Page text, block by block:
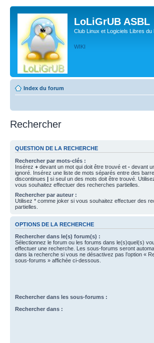
LoLiGrUB ASBL
Club Linux et Logiciels Libres
WIKI
Index du forum
Rechercher
QUESTION DE LA RECHERCHE
Rechercher par mots-clés :
Insérez + devant un mot qui doit être trouvé et - devant
ignoré. Insérez une liste de mots séparés entre des
discontinues | si seul un des mots doit être trouvé.
vous souhaitez effectuer des recherches partielles.
Rechercher par auteur :
Utilisez * comme joker si vous souhaitez effectuer des
partielles.
OPTIONS DE LA RECHERCHE
Rechercher dans le(s) forum(s) :
Sélectionnez le forum ou les forums dans le(s)quel(s)
effectuer une recherche. Les sous-forums seront
dans la recherche si vous ne désactivez pas l’option «
sous-forums » affichée ci-dessous.
Rechercher dans les sous-forums :
Rechercher dans :